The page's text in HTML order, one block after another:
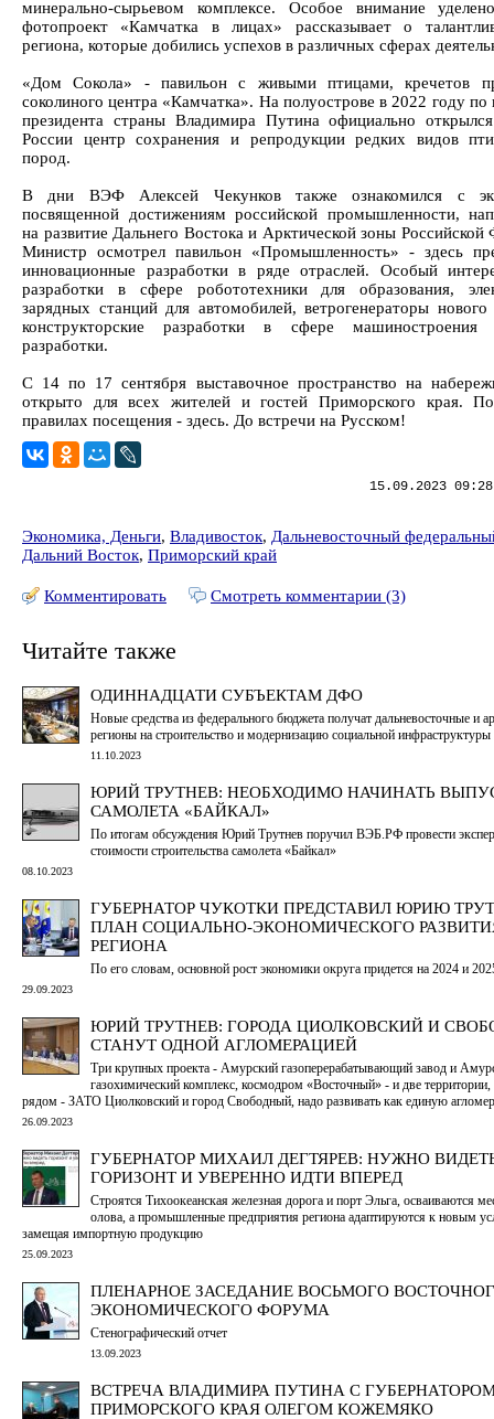
минерально-сырьевом комплексе. Особое внимание
фотопроект «Камчатка в лицах» рассказывает о
региона, которые добились успехов в различных сферах
«Дом Сокола» - павильон с живыми птицами, кречетов
соколиного центра «Камчатка». На полуострове в 2022 году
президента страны Владимира Путина официально
России центр сохранения и репродукции редких видов
пород.
В дни ВЭФ Алексей Чекунков также ознакомился с
посвященной достижениям российской промышленности,
на развитие Дальнего Востока и Арктической зоны Российской
Министр осмотрел павильон «Промышленность» - здесь
инновационные разработки в ряде отраслей. Особый
разработки в сфере робототехники для образования,
зарядных станций для автомобилей, ветрогенераторы нового
конструкторские разработки в сфере
разработки.
С 14 по 17 сентября выставочное пространство на
открыто для всех жителей и гостей Приморского края.
правилах посещения - здесь. До встречи на Русском!
15.09.2023
Экономика, Деньги, Владивосток, Дальневосточный
Дальний Восток, Приморский край
Комментировать Смотреть комментарии (3)
Читайте также
ОДИННАДЦАТИ СУБЪЕКТАМ ДФО
Новые средства из федерального бюджета получат дальневосточные и
регионы на строительство и модернизацию социальной инфраструктуры
11.10.2023
ЮРИЙ ТРУТНЕВ: НЕОБХОДИМО НАЧИНАТЬ
САМОЛЕТА «БАЙКАЛ»
По итогам обсуждения Юрий Трутнев поручил ВЭБ.РФ провести
стоимости строительства самолета «Байкал»
08.10.2023
ГУБЕРНАТОР ЧУКОТКИ ПРЕДСТАВИЛ ЮРИЮ
ПЛАН СОЦИАЛЬНО-ЭКОНОМИЧЕСКОГО
РЕГИОНА
По его словам, основной рост экономики округа придется на 2024 и
29.09.2023
ЮРИЙ ТРУТНЕВ: ГОРОДА ЦИОЛКОВСКИЙ И
СТАНУТ ОДНОЙ АГЛОМЕРАЦИЕЙ
Три крупных проекта - Амурский газоперерабатывающий завод и
газохимический комплекс, космодром «Восточный» - и две
рядом - ЗАТО Циолковский и город Свободный, надо развивать как единую
26.09.2023
ГУБЕРНАТОР МИХАИЛ ДЕГТЯРЕВ: НУЖНО
ГОРИЗОНТ И УВЕРЕННО ИДТИ ВПЕРЕД
Строятся Тихоокеанская железная дорога и порт Эльга, осваиваются
олова, а промышленные предприятия региона адаптируются к новым
замещая импортную продукцию
25.09.2023
ПЛЕНАРНОЕ ЗАСЕДАНИЕ ВОСЬМОГО
ЭКОНОМИЧЕСКОГО ФОРУМА
Стенографический отчет
13.09.2023
ВСТРЕЧА ВЛАДИМИРА ПУТИНА С
ПРИМОРСКОГО КРАЯ ОЛЕГОМ КОЖЕМЯКО